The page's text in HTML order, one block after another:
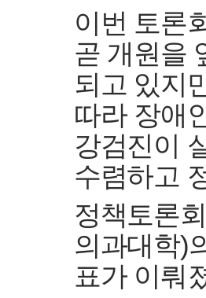
이번 토론
곧 개원을
되고 있지
따라 장애
강검진이
수렴하고
정책토론
의과대학)
표가 이뤄